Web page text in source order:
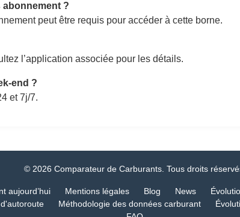
?
peut être requis pour accéder à cette borne.
l’application associée pour les détails.
end ?
et 7j/7.
© 2026 Comparateur de Carburants. Tous droits
aujourd’hui Mentions légales Blog News
Méthodologie des données carburant